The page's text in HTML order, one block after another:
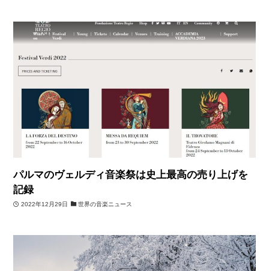
パルマのヴェルディ音楽祭は史上最高の売り上げを
記録
2022年12月29日 世界の音楽ニュース